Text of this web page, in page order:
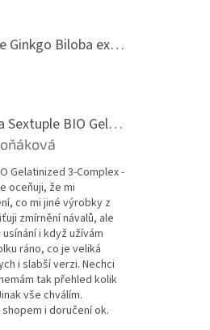
Golden Nature Ginkgo Biloba extrakt 50:1 60mg, 100 kapslí
je 5 z 5 hvězdiček.
Vitalvibe Maca Sextuple BIO Gelatinized 3-Complex, 60 kapslí
je 5 z 5 hvězdiček.
Gelatinized 3-Complex -
oceňuji, že mi
co mi jiné výrobky z
zmírnění návalů, ale
i když užívám
ráno, co je veliká
i slabší verzi. Nechci
tak přehled kolik
vše chválím.
i doručení ok.